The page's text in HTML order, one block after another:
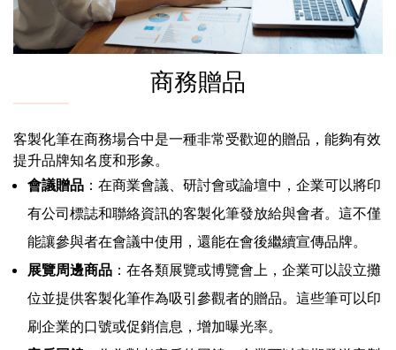
商務贈品
客製化筆在商務場合中是一種非常受歡迎的贈品，能夠有效
提升品牌知名度和形象。
會議贈品 ：在商業會議、研討會或論壇中，企業可以將印
有公司標誌和聯絡資訊的客製化筆發放給與會者。這不僅
能讓參與者在會議中使用，還能在會後繼續宣傳品牌。
展覽周邊商品 ：在各類展覽或博覽會上，企業可以設立攤
位並提供客製化筆作為吸引參觀者的贈品。這些筆可以印
刷企業的口號或促銷信息，增加曝光率。